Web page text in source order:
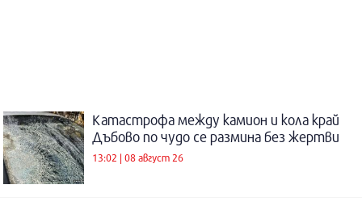
Катастрофа между камион и кола край
Дъбово по чудо се размина без жертви
13:02 | 08 август 26